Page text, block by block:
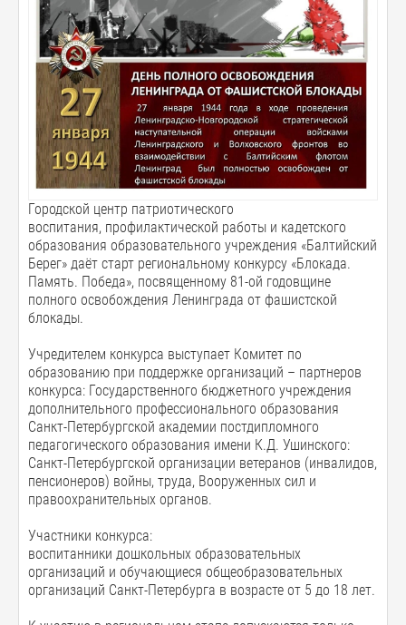
Городской центр патриотического
воспитания, профилактической работы и кадетского
образования образовательного учреждения «Балтийский
Берег» даёт старт региональному конкурсу «Блокада.
Память. Победа», посвященному 81-ой годовщине
полного освобождения Ленинграда от фашистской
блокады.
Учредителем конкурса выступает Комитет по
образованию при поддержке организаций – партнеров
конкурса: Государственного бюджетного учреждения
дополнительного профессионального образования
Санкт-Петербургской академии постдипломного
педагогического образования имени К.Д. Ушинского:
Санкт-Петербургской организации ветеранов (инвалидов,
пенсионеров) войны, труда, Вооруженных сил и
правоохранительных органов.
Участники конкурса:
воспитанники дошкольных образовательных
организаций и обучающиеся общеобразовательных
организаций Санкт-Петербурга в возрасте от 5 до 18 лет.